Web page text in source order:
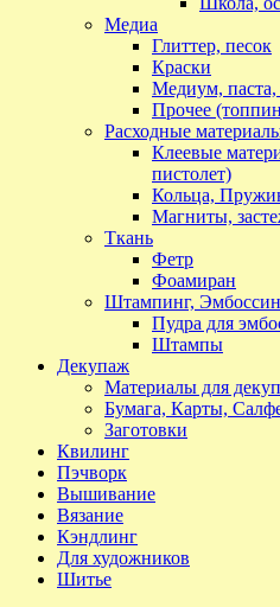
Медиа
Глиттер, песок
Краски
Медиум, паста,
Прочее
Расходные
Клеевые
пистолет)
Кольца,
Магниты,
Ткань
Фетр
Фоамиран
Штампинг,
Пудра для
Штампы
Декупаж
Материалы для
Бумага, Карты,
Заготовки
Квилинг
Пэчворк
Вышивание
Вязание
Кэндлинг
Для художников
Шитье